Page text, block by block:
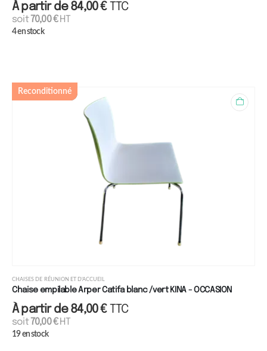
À partir de84,00€ TTC
soit70,00€HT
4 en stock
Reconditionné
CHAISES DE RÉUNION ET D'ACCUEIL
Chaise empilable Arper Catifa blanc /vert KINA - OCCASION
À partir de84,00€ TTC
soit70,00€HT
19 en stock